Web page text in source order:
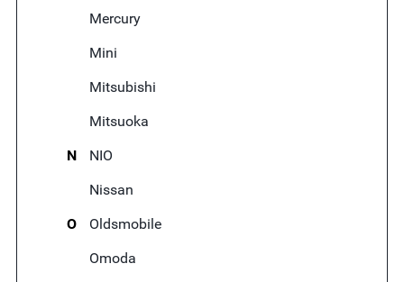
Mercury
Mini
Mitsubishi
Mitsuoka
N
NIO
Nissan
O
Oldsmobile
Omoda